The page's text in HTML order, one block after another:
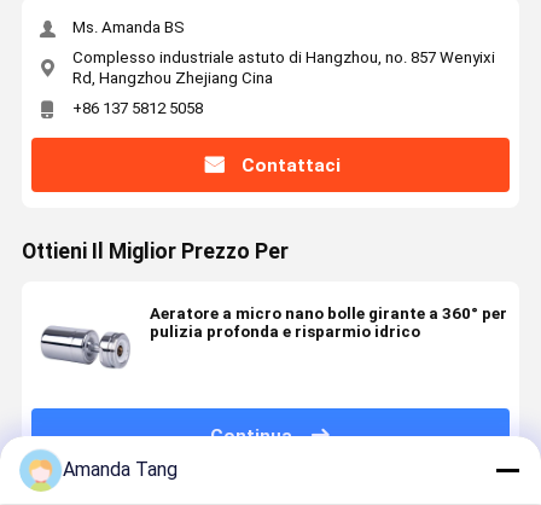
Ms. Amanda BS
Complesso industriale astuto di Hangzhou, no. 857 Wenyixi
Rd, Hangzhou Zhejiang Cina
+86 137 5812 5058
Contattaci
Ottieni Il Miglior Prezzo Per
Aeratore a micro nano bolle girante a 360° per
pulizia profonda e risparmio idrico
Continua
Amanda Tang